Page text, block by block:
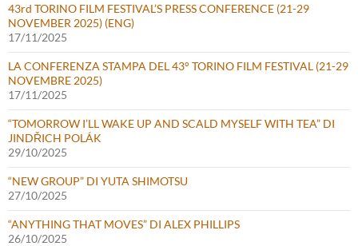
43rd TORINO FILM FESTIVAL’S PRESS CONFERENCE (21-29
NOVEMBER 2025) (ENG)
17/11/2025
LA CONFERENZA STAMPA DEL 43° TORINO FILM FESTIVAL (21-29
NOVEMBRE 2025)
17/11/2025
“TOMORROW I’LL WAKE UP AND SCALD MYSELF WITH TEA” DI
JINDŘICH POLÁK
29/10/2025
“NEW GROUP” DI YUTA SHIMOTSU
27/10/2025
“ANYTHING THAT MOVES” DI ALEX PHILLIPS
26/10/2025